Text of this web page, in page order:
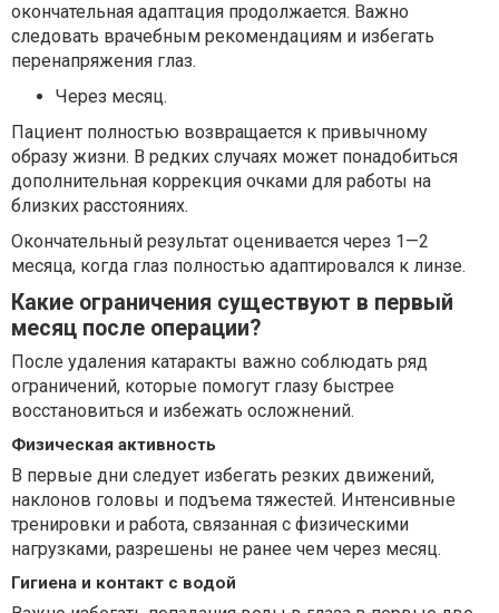
окончательная адаптация продолжается. Важно
следовать врачебным рекомендациям и избегать
перенапряжения глаз.
Через месяц.
Пациент полностью возвращается к привычному
образу жизни. В редких случаях может понадобиться
дополнительная коррекция очками для работы на
близких расстояниях.
Окончательный результат оценивается через 1—2
месяца, когда глаз полностью адаптировался к линзе.
Какие ограничения существуют в первый
месяц после операции?
После удаления катаракты важно соблюдать ряд
ограничений, которые помогут глазу быстрее
восстановиться и избежать осложнений.
Физическая активность
В первые дни следует избегать резких движений,
наклонов головы и подъема тяжестей. Интенсивные
тренировки и работа, связанная с физическими
нагрузками, разрешены не ранее чем через месяц.
Гигиена и контакт с водой